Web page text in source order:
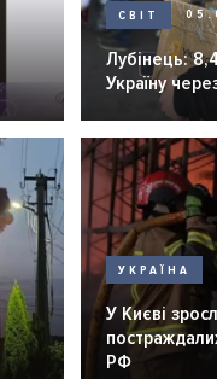
СВІТ
Лубінець:
Україну
УКРАЇНА
У Києві
РФ